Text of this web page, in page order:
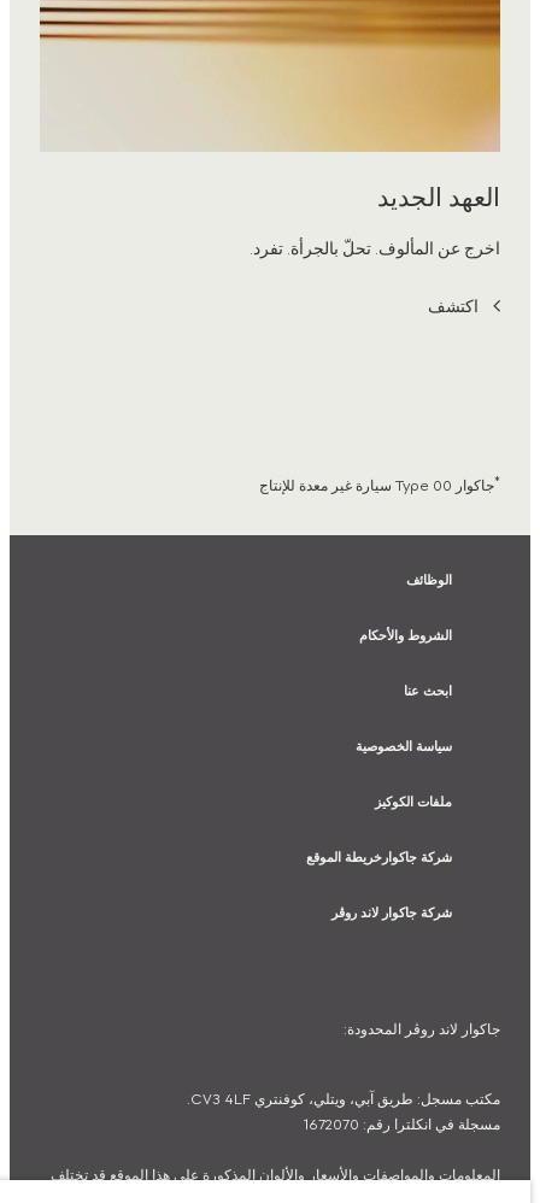
العهد الجديد
اخرج عن المألوف. تحلّ بالجرأة. تفرد.
اكتشف
*جاكوار Type 00 سيارة غير معدة للإنتاج
الوظائف
الشروط والأحكام
ابحث عنا
سياسة الخصوصية
ملفات الكوكيز
شركة جاكوارخريطة الموقع
شركة جاكوار لاند روڤر
جاكوار لاند روڨر المحدودة:
مكتب مسجل: طريق آبي، ويتلي، كوفنتري CV3 4LF.
مسجلة في انكلترا رقم: 1672070
المعلومات والمواصفات والأسعار والألوان المذكورة على هذا الموقع قد تختلف